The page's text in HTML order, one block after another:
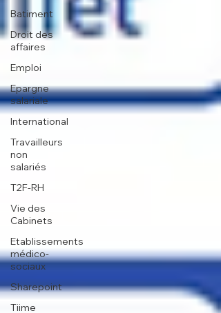
Batiment
Droit des
affaires
Emploi
Epargne
salariale
International
Travailleurs
non
salariés
T2F-RH
Vie des
Cabinets
Etablissements
médico-
sociaux
Sharepoint
Tiime